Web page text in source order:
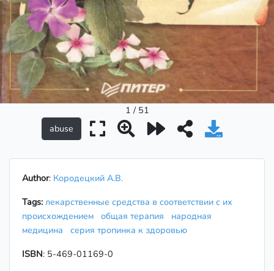
1 / 51
Author: Кородецкий А.В.
Tags: лекарственные средства в соответствии с их
происхождением общая терапия
народная
медицина
серия тропинка к здоровью
ISBN: 5-469-01169-0